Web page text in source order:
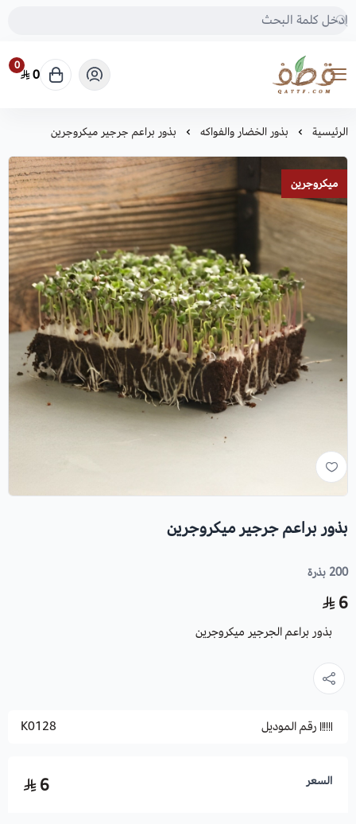
متجر قطف للبذور
0
0
الرئيسية بذور الخضار والفواكه بذور براعم جرجير ميكروجرين
ميكروجرين
بذور براعم جرجير ميكروجرين
200 بذرة
6
بذور براعم الجرجير ميكروجرين
رقم الموديل K0128
السعر 6